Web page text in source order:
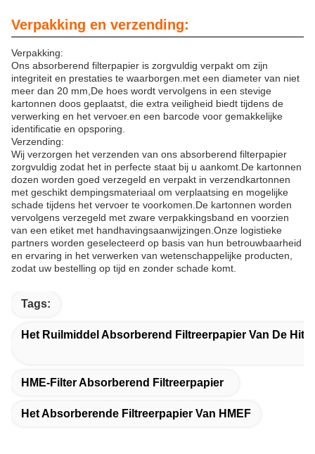
Verpakking en verzending:
Verpakking:
Ons absorberend filterpapier is zorgvuldig verpakt om zijn
integriteit en prestaties te waarborgen.met een diameter van niet
meer dan 20 mm,De hoes wordt vervolgens in een stevige
kartonnen doos geplaatst, die extra veiligheid biedt tijdens de
verwerking en het vervoer.en een barcode voor gemakkelijke
identificatie en opsporing.
Verzending:
Wij verzorgen het verzenden van ons absorberend filterpapier
zorgvuldig zodat het in perfecte staat bij u aankomt.De kartonnen
dozen worden goed verzegeld en verpakt in verzendkartonnen
met geschikt dempingsmateriaal om verplaatsing en mogelijke
schade tijdens het vervoer te voorkomen.De kartonnen worden
vervolgens verzegeld met zware verpakkingsband en voorzien
van een etiket met handhavingsaanwijzingen.Onze logistieke
partners worden geselecteerd op basis van hun betrouwbaarheid
en ervaring in het verwerken van wetenschappelijke producten,
zodat uw bestelling op tijd en zonder schade komt.
Tags:
Het Ruilmiddel Absorberend Filtreerpapier Van De
HME-Filter Absorberend Filtreerpapier
Het Absorberende Filtreerpapier Van HMEF